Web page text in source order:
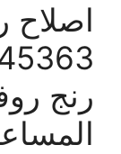
اصلاح
رنج